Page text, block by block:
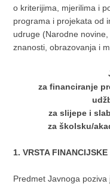
o kriterijima, mjerilima i
programa i projekata od
udruge (Narodne
znanosti, obrazovanja i
za financiranje
za slijepe i
za školsku/
1. VRSTA FINANCIJSKE
Predmet Javnoga